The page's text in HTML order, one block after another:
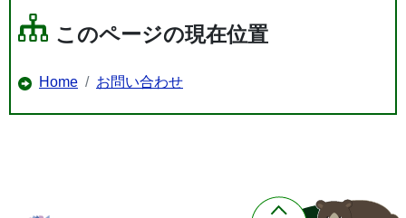
このページの現在位置
Home お問い合わせ